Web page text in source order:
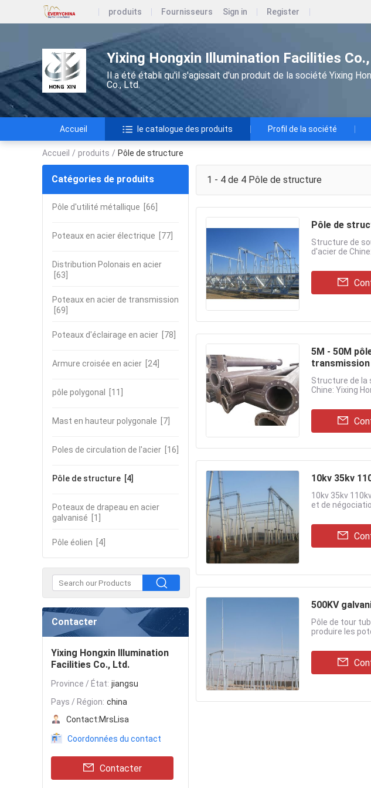
produits Fournisseurs Sign in Register
Yixing Hongxin Illumination Facilities
Il a été établi qu'il s'agissait d'un produit de la société Yixing
Co., Ltd.
Accueil le catalogue des produits Profil de la société
Accueil / produits / Pôle de structure
Catégories de produits
Pôle d'utilité métallique [66]
Poteaux en acier électrique [77]
Distribution Polonais en acier
[63]
Poteaux en acier de transmission
[69]
Poteaux d'éclairage en acier [78]
Armure croisée en acier [24]
pôle polygonal [11]
Mast en hauteur polygonale [7]
Poles de circulation de l'acier [16]
Pôle de structure [4]
Poteaux de drapeau en acier
galvanisé [1]
Pôle éolien [4]
Contacter
Yixing Hongxin Illumination
Facilities Co., Ltd.
Province / État: jiangsu
Pays / Région: china
Contact:MrsLisa
Coordonnées du contact
Contacter
1 - 4 de 4 Pôle de structure
Pôle de
Structure de
d'acier de
5M - 50M
transmission
Structure de la
Chine: Yixing
10kv 35kv
10kv 35kv
et de
500KV
Pôle de tour
produire les